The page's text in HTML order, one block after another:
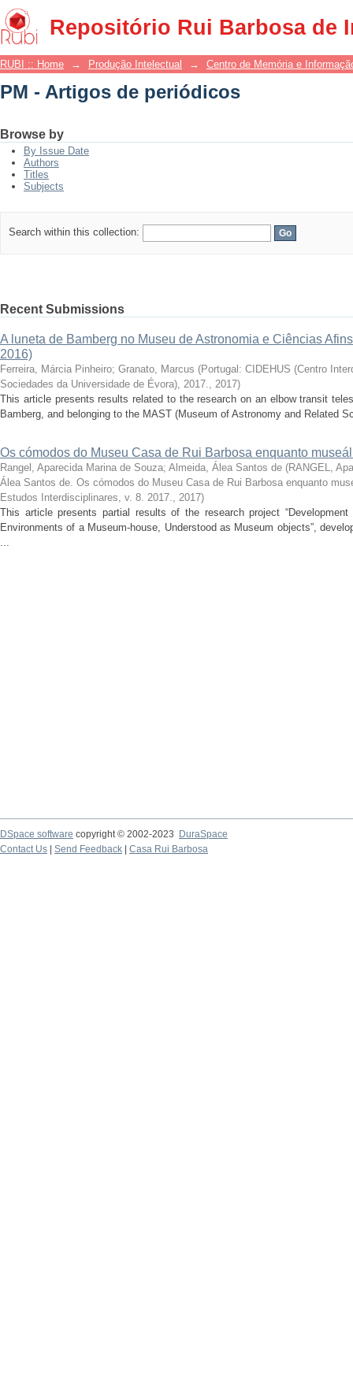
Repositório Rui Barbosa de
PM - Artigos de periódicos
RUBI :: Home → Produção Intelectual → Centro de Memória e
PM - Artigos de periódicos
Browse by
By Issue Date
Authors
Titles
Subjects
Search within this collection:
Recent Submissions
A luneta de Bamberg no Museu de Astronomia e Ciências
2016)
Ferreira, Márcia Pinheiro; Granato, Marcus (Portugal: CIDEHUS (Centro
Sociedades da Universidade de Évora), 2017., 2017)
This article presents results related to the research on an elbow transit
Bamberg, and belonging to the MAST (Museum of Astronomy and Related
Os cómodos do Museu Casa de Rui Barbosa enquanto
Rangel, Aparecida Marina de Souza; Almeida, Álea Santos de (RANGEL,
Álea Santos de. Os cómodos do Museu Casa de Rui Barbosa enquanto
Estudos Interdisciplinares, v. 8. 2017., 2017)
This article presents partial results of the research project
Environments of a Museum-house, Understood as Museum objects”,
...
DSpace software copyright © 2002-2023
DuraSpace
Contact Us
Send Feedback Casa Rui Barbosa